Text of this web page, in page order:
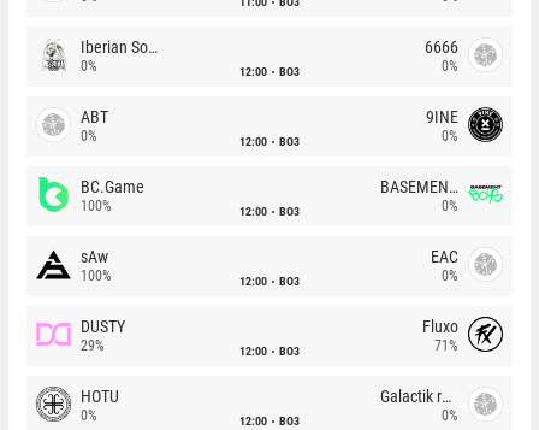
Iberian Soul
0% 12:00 BO3
6666
0%
ABT
0% 12:00 BO3
9INE
0%
BC.Game
100% 12:00 BO3
BASEMENT BOYS
0%
sAw
100% 12:00 BO3
EAC
0%
DUSTY
29% 12:00 BO3
Fluxo
71%
HOTU
0% 12:00 BO3
Galactik rebels
0%